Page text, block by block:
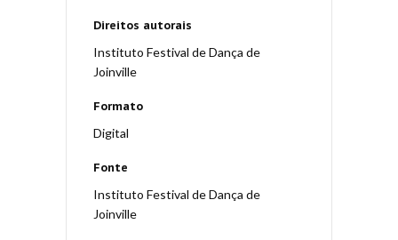
Direitos autorais
Instituto Festival de Dança de
Joinville
Formato
Digital
Fonte
Instituto Festival de Dança de
Joinville